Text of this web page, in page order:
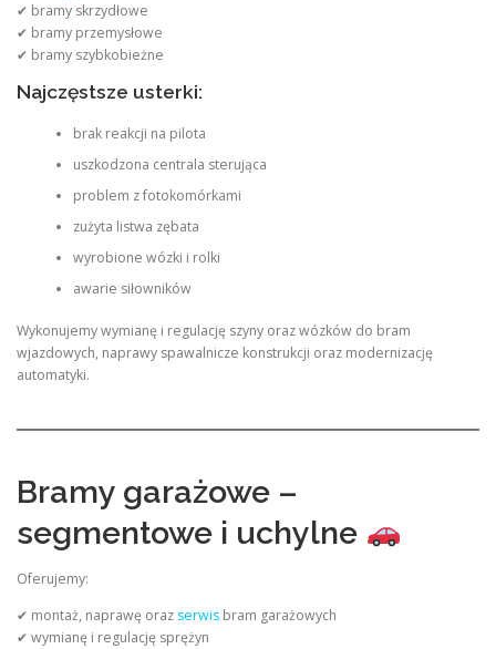
✔ bramy skrzydłowe
✔ bramy przemysłowe
✔ bramy szybkobieżne
Najczęstsze usterki:
brak reakcji na pilota
uszkodzona centrala sterująca
problem z fotokomórkami
zużyta listwa zębata
wyrobione wózki i rolki
awarie siłowników
Wykonujemy wymianę i regulację szyny oraz wózków do bram
wjazdowych, naprawy spawalnicze konstrukcji oraz modernizację
automatyki.
Bramy garażowe –
segmentowe i uchylne
Oferujemy:
✔ montaż, naprawę oraz serwis bram garażowych
✔ wymianę i regulację sprężyn